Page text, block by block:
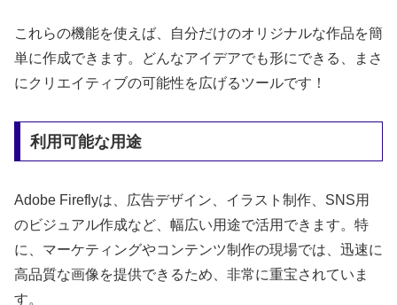
これらの機能を使えば、自分だけのオリジナルな作品を簡
単に作成できます。どんなアイデアでも形にできる、まさ
にクリエイティブの可能性を広げるツールです！
利用可能な用途
Adobe Fireflyは、広告デザイン、イラスト制作、SNS用
のビジュアル作成など、幅広い用途で活用できます。特
に、マーケティングやコンテンツ制作の現場では、迅速に
高品質な画像を提供できるため、非常に重宝されていま
す。